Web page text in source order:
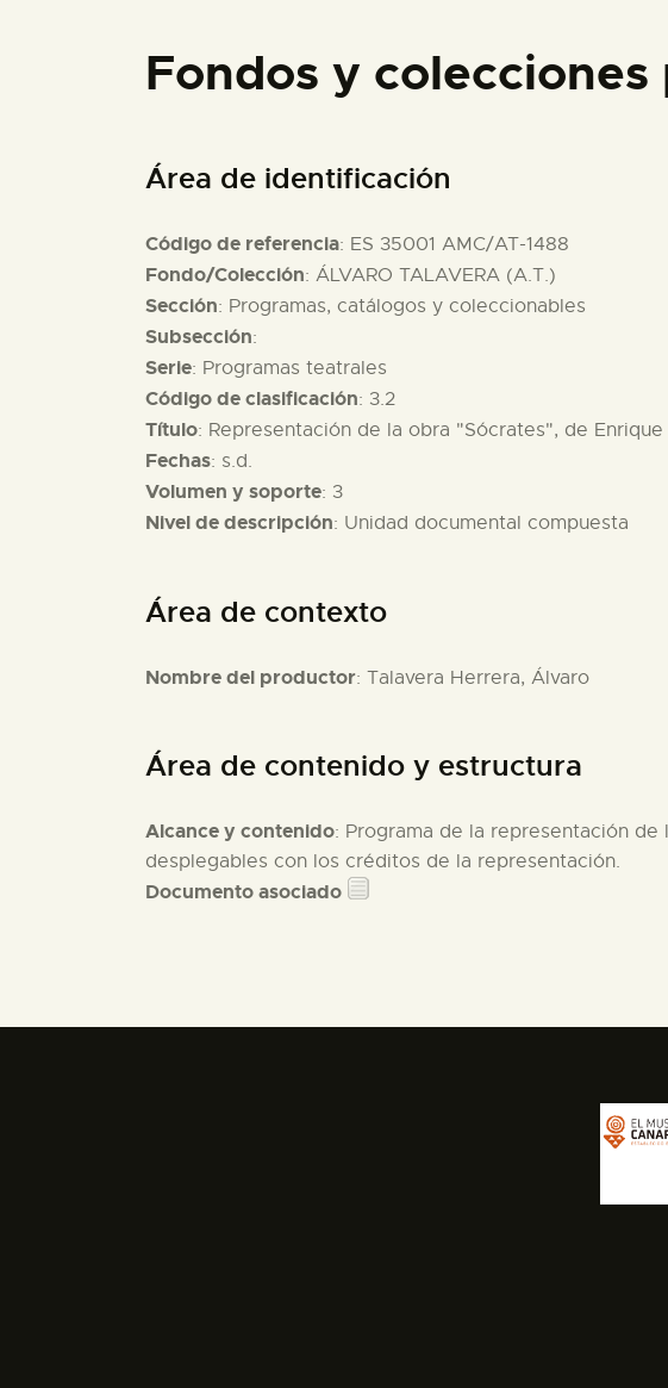
Fondos y colecciones
Área de identificación
Código de referencia: ES 35001 AMC/AT-1488
Fondo/Colección: ÁLVARO TALAVERA (A.T.)
Sección: Programas, catálogos y coleccionables
Subsección:
Serie: Programas teatrales
Código de clasificación: 3.2
Título: Representación de la obra "Sócrates", de
Fechas: s.d.
Volumen y soporte: 3
Nivel de descripción: Unidad documental compuesta
Área de contexto
Nombre del productor: Talavera Herrera, Álvaro
Área de contenido y estructura
Alcance y contenido: Programa de la representación
desplegables con los créditos de la representación.
Documento asociado